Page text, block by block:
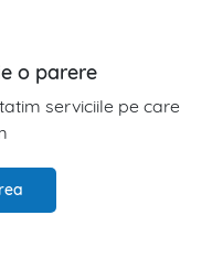
o parere
serviciile pe care